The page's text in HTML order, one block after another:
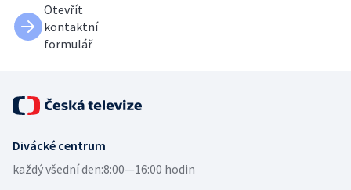
Otevřít
kontaktní
formulář
Divácké centrum
každý všední den:8:00—16:00 hodin